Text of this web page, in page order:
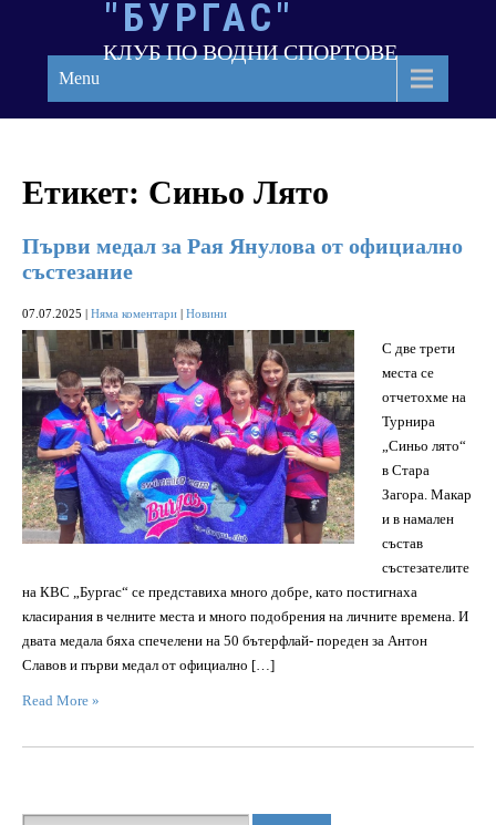
"БУРГАС"
КЛУБ ПО ВОДНИ СПОРТОВЕ
Menu
Етикет: Синьо Лято
Първи медал за Рая Янулова от официално
състезание
07.07.2025 | Няма коментари | Новини
С две трети
места се
отчетохме на
Турнира
„Синьо лято“
в Стара
Загора. Макар
и в намален
състав
състезателите
на КВС „Бургас“ се представиха много добре, като постигнаха
класирания в челните места и много подобрения на личните времена. И
двата медала бяха спечелени на 50 бътерфлай- пореден за Антон
Славов и първи медал от официално […]
Read More »